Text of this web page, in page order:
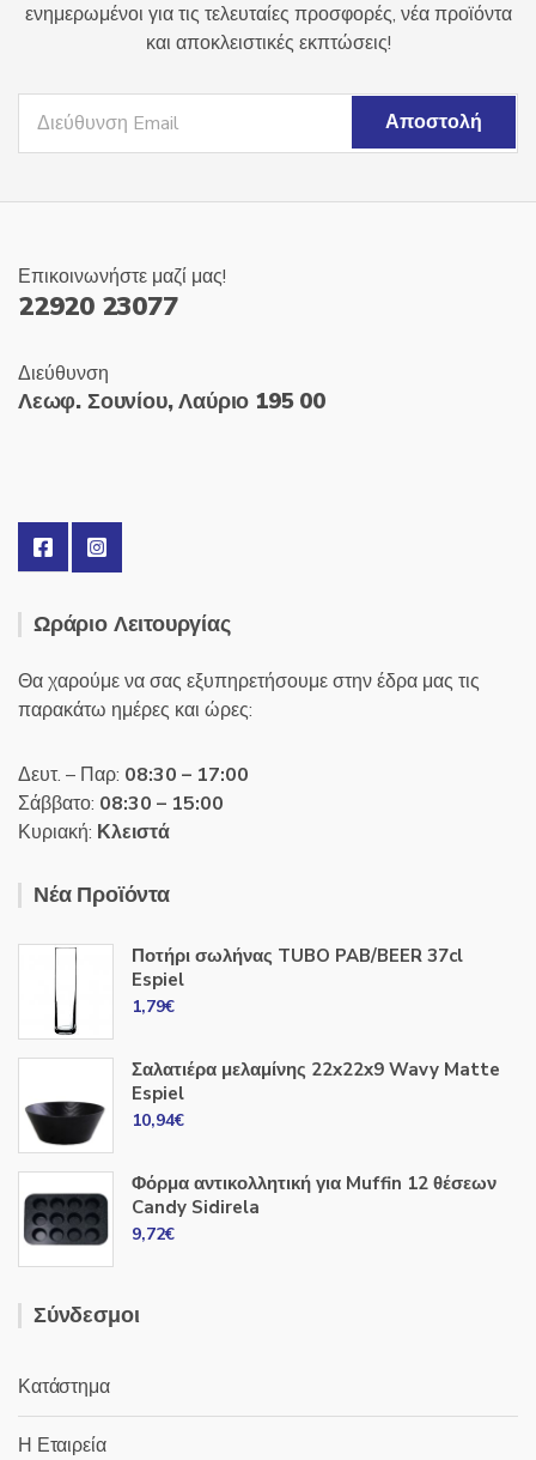
ενημερωμένοι για τις τελευταίες προσφορές, νέα προϊόντα
και αποκλειστικές εκπτώσεις!
Επικοινωνήστε μαζί μας!
22920 23077
Διεύθυνση
Λεωφ. Σουνίου, Λαύριο 195 00
Ωράριο Λειτουργίας
Θα χαρούμε να σας εξυπηρετήσουμε στην έδρα μας τις
παρακάτω ημέρες και ώρες:
Δευτ. – Παρ: 08:30 – 17:00
Σάββατο: 08:30 – 15:00
Κυριακή: Κλειστά
Νέα Προϊόντα
Ποτήρι σωλήνας TUBO PAB/BEER 37cl
Espiel
1,79€
Σαλατιέρα μελαμίνης 22x22x9 Wavy Matte
Espiel
10,94€
Φόρμα αντικολλητική για Muffin 12 θέσεων
Candy Sidirela
9,72€
Σύνδεσμοι
Κατάστημα
Η Εταιρεία